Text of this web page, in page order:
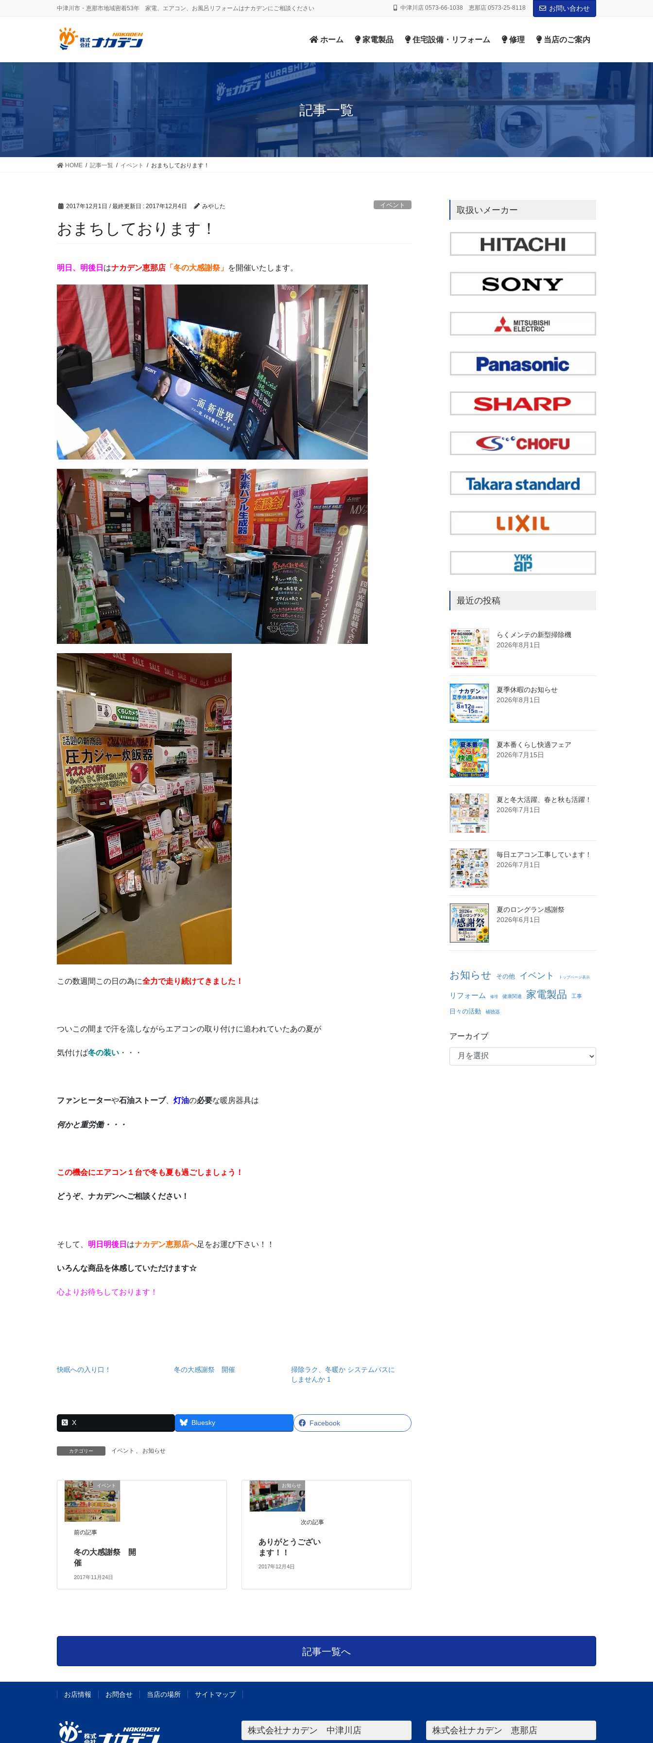
に
ョ
移
中津川市・恵那市地域密着53年 家電、エアコン、お風呂リフォームはナカデンにご相談ください 中津川店 0573-66-1038 恵那店 0573-25-8118 お問い合わせ
ホーム 家電製品 住宅設備・リフォーム 修理 当店のご案内
記事一覧
HOME 記事一覧 イベント おまちしております！
2017年12月1日 / 最終更新日 : 2017年12月4日 みやした イベント
おまちしております！
明日、明後日 はナカデン恵那店 「冬の大感謝祭」 を開催いたします。
この数週間この日の為に全力で走り続けてきました！
ついこの間まで汗を流しながらエアコンの取り付けに追われていたあの夏が
気付けば冬の装い ・・・
ファンヒーターや石油ストーブ、 灯油の必要な暖房器具は
何かと重労働・・・
この機会にエアコン１台で冬も夏も過ごしましょう！
どうぞ、ナカデンへご相談ください！
そして、 明日明後日 はナカデン恵那店へ足をお運び下さい！！
いろんな商品を体感していただけます☆
心よりお待ちしております！
快眠への入り口！ 冬の大感謝祭 開催
掃除ラク、冬暖か システムバスに
しませんか 1
Facebook
X Bluesky
カテゴリー イベント お知らせ
イベント
前の記事
冬の大感謝祭 開
催
2017年11月24日
お知らせ
次の記事
ありがとうござい
ます！！
2017年12月4日
取扱いメーカー
最近の投稿
らくメンテの新型掃除機
2026年8月1日
夏季休暇のお知らせ
2026年8月1日
夏本番くらし快適フェア
2026年7月15日
夏と冬大活躍、春と秋も活躍！
2026年7月1日
毎日エアコン工事しています！
2026年7月1日
夏のロングラン感謝祭
2026年6月1日
お知らせ その他 イベント トップページ表示
リフォーム 修理 健康関連 家電製品 工事
日々の活動 補聴器
アーカイブ
記事一覧へ
お店情報 お問合せ 当店の場所 サイトマップ
株式会社ナカデン 中津川店 株式会社ナカデン 恵那店